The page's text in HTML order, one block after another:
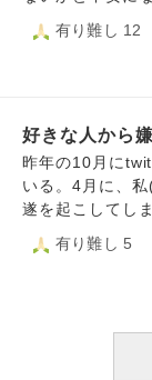
ないのでしょう
有り難し 12
好きな人から
昨年の10月に
いる。4月に、
遂を起こしてし
さないから」と
したりして、親
ているといった
有り難し 5